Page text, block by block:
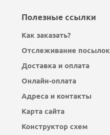
Полезные ссылки
Как заказать?
Отслеживание посылок
Доставка и оплата
Онлайн-оплата
Адреса и контакты
Карта сайта
Конструктор схем